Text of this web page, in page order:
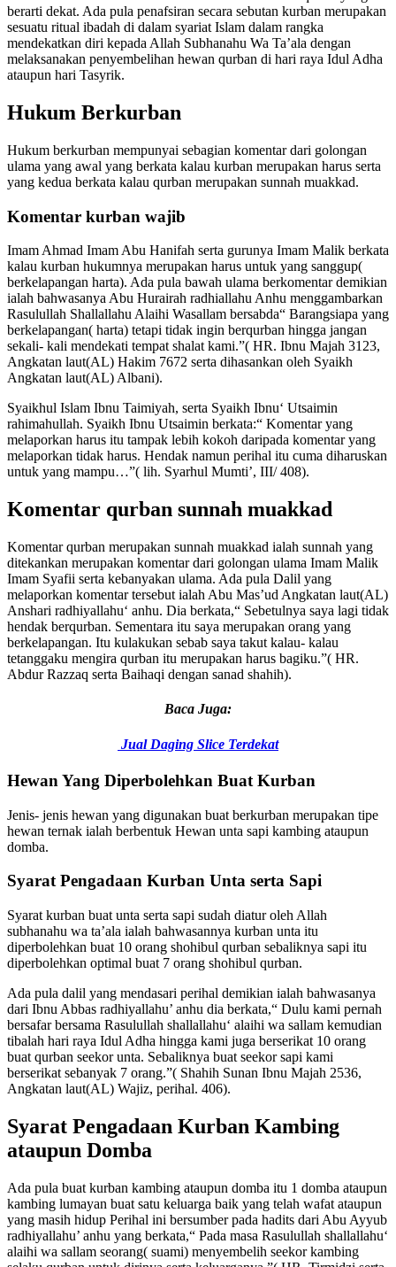
berarti dekat. Ada pula penafsiran secara sebutan kurban merupakan
sesuatu ritual ibadah di dalam syariat Islam dalam rangka
mendekatkan diri kepada Allah Subhanahu Wa Ta’ala dengan
melaksanakan penyembelihan hewan qurban di hari raya Idul Adha
ataupun hari Tasyrik.
Hukum Berkurban
Hukum berkurban mempunyai sebagian komentar dari golongan
ulama yang awal yang berkata kalau kurban merupakan harus serta
yang kedua berkata kalau qurban merupakan sunnah muakkad.
Komentar kurban wajib
Imam Ahmad Imam Abu Hanifah serta gurunya Imam Malik berkata
kalau kurban hukumnya merupakan harus untuk yang sanggup(
berkelapangan harta). Ada pula bawah ulama berkomentar demikian
ialah bahwasanya Abu Hurairah radhiallahu Anhu menggambarkan
Rasulullah Shallallahu Alaihi Wasallam bersabda“ Barangsiapa yang
berkelapangan( harta) tetapi tidak ingin berqurban hingga jangan
sekali- kali mendekati tempat shalat kami.”( HR. Ibnu Majah 3123,
Angkatan laut(AL) Hakim 7672 serta dihasankan oleh Syaikh
Angkatan laut(AL) Albani).
Syaikhul Islam Ibnu Taimiyah, serta Syaikh Ibnu‘ Utsaimin
rahimahullah. Syaikh Ibnu Utsaimin berkata:“ Komentar yang
melaporkan harus itu tampak lebih kokoh daripada komentar yang
melaporkan tidak harus. Hendak namun perihal itu cuma diharuskan
untuk yang mampu…”( lih. Syarhul Mumti’, III/ 408).
Komentar qurban sunnah muakkad
Komentar qurban merupakan sunnah muakkad ialah sunnah yang
ditekankan merupakan komentar dari golongan ulama Imam Malik
Imam Syafii serta kebanyakan ulama. Ada pula Dalil yang
melaporkan komentar tersebut ialah Abu Mas’ud Angkatan laut(AL)
Anshari radhiyallahu‘ anhu. Dia berkata,“ Sebetulnya saya lagi tidak
hendak berqurban. Sementara itu saya merupakan orang yang
berkelapangan. Itu kulakukan sebab saya takut kalau- kalau
tetanggaku mengira qurban itu merupakan harus bagiku.”( HR.
Abdur Razzaq serta Baihaqi dengan sanad shahih).
Baca Juga:
Jual Daging Slice Terdekat
Hewan Yang Diperbolehkan Buat Kurban
Jenis- jenis hewan yang digunakan buat berkurban merupakan tipe
hewan ternak ialah berbentuk Hewan unta sapi kambing ataupun
domba.
Syarat Pengadaan Kurban Unta serta Sapi
Syarat kurban buat unta serta sapi sudah diatur oleh Allah
subhanahu wa ta’ala ialah bahwasannya kurban unta itu
diperbolehkan buat 10 orang shohibul qurban sebaliknya sapi itu
diperbolehkan optimal buat 7 orang shohibul qurban.
Ada pula dalil yang mendasari perihal demikian ialah bahwasanya
dari Ibnu Abbas radhiyallahu’ anhu dia berkata,“ Dulu kami pernah
bersafar bersama Rasulullah shallallahu‘ alaihi wa sallam kemudian
tibalah hari raya Idul Adha hingga kami juga berserikat 10 orang
buat qurban seekor unta. Sebaliknya buat seekor sapi kami
berserikat sebanyak 7 orang.”( Shahih Sunan Ibnu Majah 2536,
Angkatan laut(AL) Wajiz, perihal. 406).
Syarat Pengadaan Kurban Kambing
ataupun Domba
Ada pula buat kurban kambing ataupun domba itu 1 domba ataupun
kambing lumayan buat satu keluarga baik yang telah wafat ataupun
yang masih hidup Perihal ini bersumber pada hadits dari Abu Ayyub
radhiyallahu’ anhu yang berkata,“ Pada masa Rasulullah shallallahu‘
alaihi wa sallam seorang( suami) menyembelih seekor kambing